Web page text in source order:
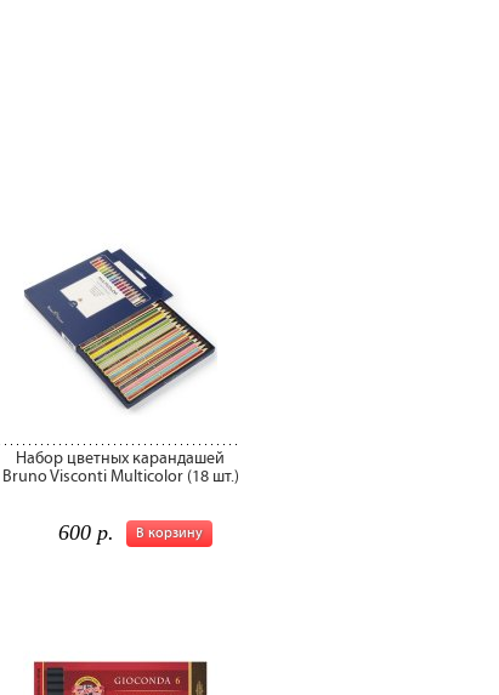
Набор цветных карандашей
Bruno Visconti Multicolor (18 шт.)
В корзину
600 р.